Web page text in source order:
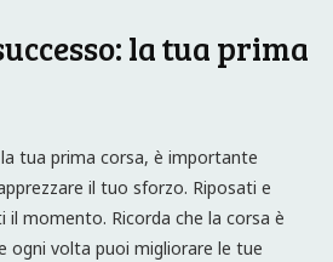
la tua prima
tua prima corsa, è importante
il tuo sforzo. Riposati e
momento. Ricorda che la corsa è
ogni volta puoi migliorare le tue